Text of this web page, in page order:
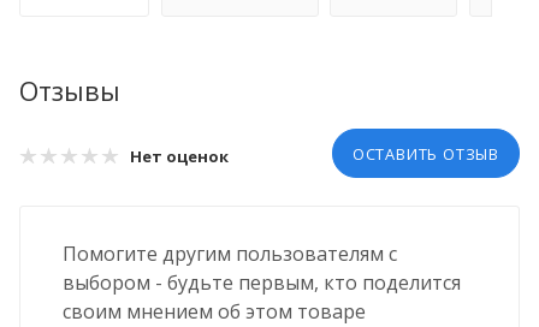
Отзывы
Нет оценок ОСТАВИТЬ ОТЗЫВ
Помогите другим пользователям с
выбором - будьте первым, кто поделится
своим мнением об этом товаре